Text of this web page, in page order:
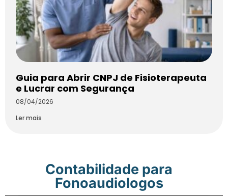
Guia para Abrir CNPJ de Fisioterapeuta
e Lucrar com Segurança
08/04/2026
Ler mais
Contabilidade para
Fonoaudiologos